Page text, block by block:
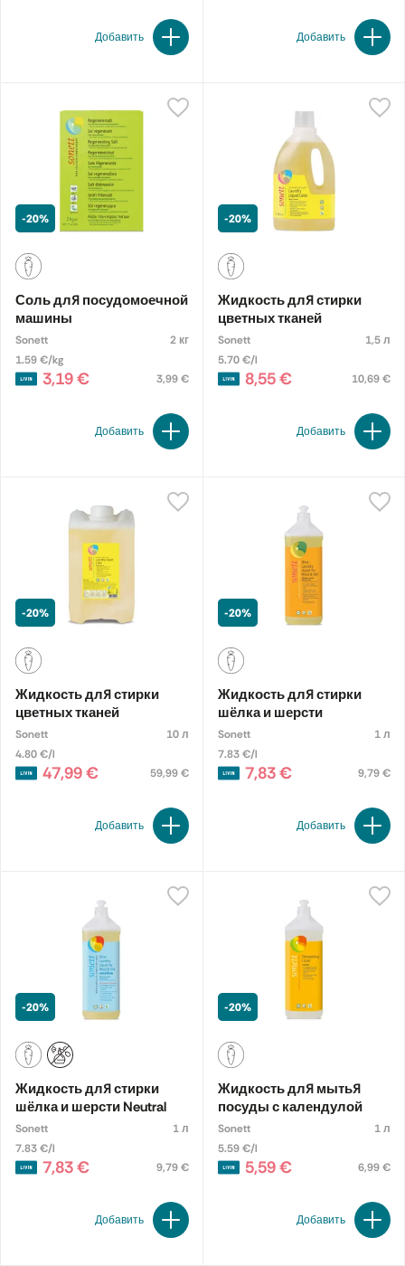
Добавить Добавить
-20%
Соль для посудомоечной
машины
Sonett
2 кг
1.59 €/kg
3,19 € 3,99 €
Добавить
-20%
Жидкость для стирки
цветных тканей
Sonett
1,5 л
5.70 €/l
8,55 € 10,69 €
Добавить
-20%
Жидкость для стирки
цветных тканей
Sonett
10 л
4.80 €/l
47,99 € 59,99 €
Добавить
-20%
Жидкость для стирки
шёлка и шерсти
Sonett
1 л
7.83 €/l
7,83 € 9,79 €
Добавить
-20%
Жидкость для стирки
шёлка и шерсти Neutral
Sonett
1 л
7.83 €/l
7,83 € 9,79 €
Добавить
-20%
Жидкость для мытья
посуды с календулой
Sonett
1 л
5.59 €/l
5,59 € 6,99 €
Добавить